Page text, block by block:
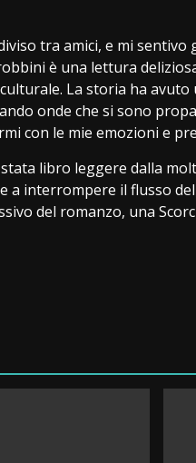
tra amici, e mi
è una lettura
La storia ha
onde che si sono
con le mie emozioni e
libro leggere dalla
a interrompere il flusso
del romanzo, una